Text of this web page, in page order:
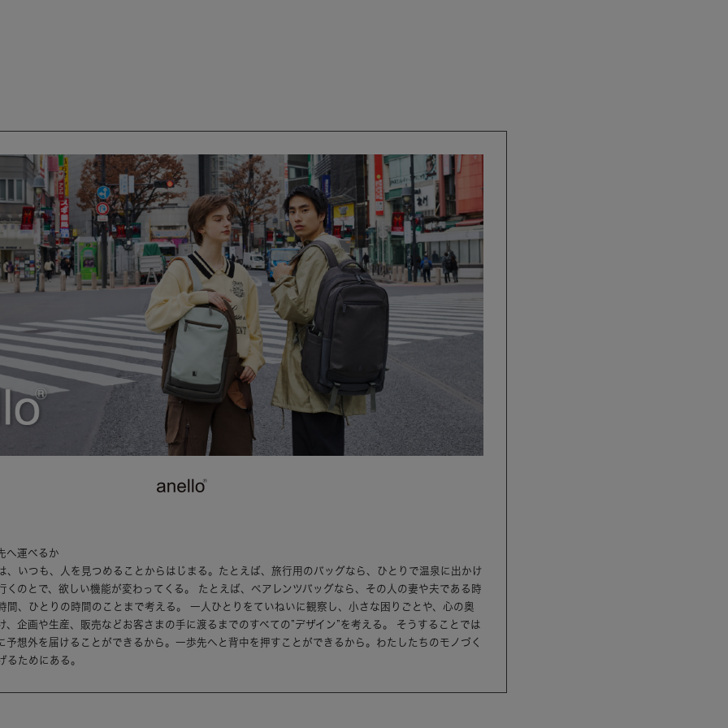
へ運べるか
、いつも、人を見つめることからはじまる。たとえば、旅行用のバッグなら、ひとりで温泉に出かけ
くのとで、欲しい機能が変わってくる。 たとえば、ペアレンツバッグなら、その人の妻や夫である時
間、ひとりの時間のことまで考える。 一人ひとりをていねいに観察し、小さな困りごとや、心の奥
、企画や生産、販売などお客さまの手に渡るまでのすべての”デザイン”を考える。 そうすることでは
予想外を届けることができるから。一歩先へと背中を押すことができるから。わたしたちのモノづく
るためにある。